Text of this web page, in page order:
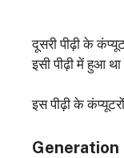
दूसरी पीढ़ी के
इसी पीढ़ी में हुआ
इस पीढ़ी के
Generation